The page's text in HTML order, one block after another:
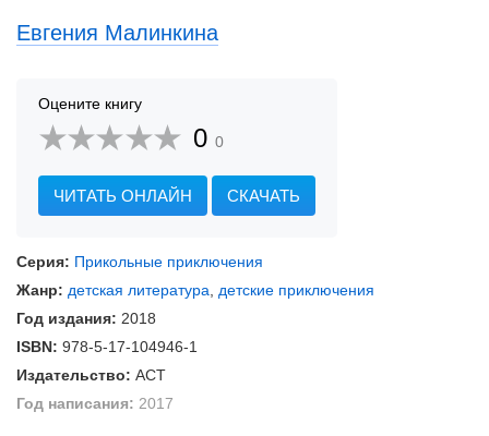
Евгения Малинкина
Оцените книгу
0 0
ЧИТАТЬ ОНЛАЙН СКАЧАТЬ
Серия: Прикольные приключения
Жанр: детская литература, детские приключения
Год издания: 2018
ISBN: 978-5-17-104946-1
Издательство: АСТ
Год написания: 2017